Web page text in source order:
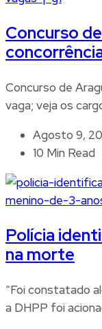
Concurso
Concurso de
vaga; veja os
Agosto 9,
10 Min Read
Polícia
na morte
“Foi constatado
a DHPP foi